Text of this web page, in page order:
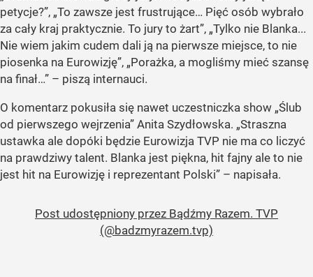
petycje?”, „To zawsze jest frustrujące… Pięć osób wybrało
za cały kraj praktycznie. To jury to żart”, „Tylko nie Blanka...
Nie wiem jakim cudem dali ją na pierwsze miejsce, to nie
piosenka na Eurowizję”, „Porażka, a mogliśmy mieć szansę
na finał…” – piszą internauci.
O komentarz pokusiła się nawet uczestniczka show „Ślub
od pierwszego wejrzenia” Anita Szydłowska. „Straszna
ustawka ale dopóki będzie Eurowizja TVP nie ma co liczyć
na prawdziwy talent. Blanka jest piękna, hit fajny ale to nie
jest hit na Eurowizję i reprezentant Polski” – napisała.
Post udostępniony przez Bądźmy Razem. TVP
(@badzmyrazem.tvp)